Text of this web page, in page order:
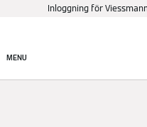
Inloggning för
MENU